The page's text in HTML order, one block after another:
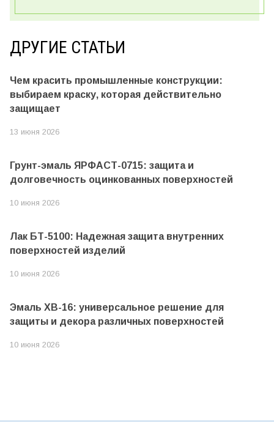
ДРУГИЕ СТАТЬИ
Чем красить промышленные конструкции:
выбираем краску, которая действительно
защищает
13 июня 2026
Грунт-эмаль ЯРФАСТ-0715: защита и
долговечность оцинкованных поверхностей
10 июня 2026
Лак БТ-5100: Надежная защита внутренних
поверхностей изделий
10 июня 2026
Эмаль ХВ-16: универсальное решение для
защиты и декора различных поверхностей
10 июня 2026